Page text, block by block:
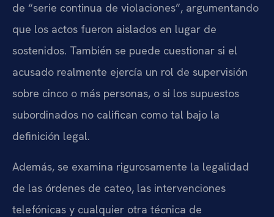
de “serie continua de violaciones”, argumentando
que los actos fueron aislados en lugar de
sostenidos. También se puede cuestionar si el
acusado realmente ejercía un rol de supervisión
sobre cinco o más personas, o si los supuestos
subordinados no califican como tal bajo la
definición legal.
Además, se examina rigurosamente la legalidad
de las órdenes de cateo, las intervenciones
telefónicas y cualquier otra técnica de